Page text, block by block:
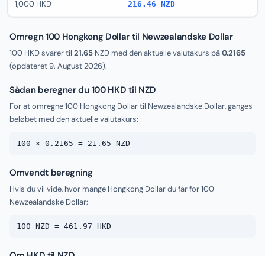
1,000 HKD 216.46 NZD
Omregn 100 Hongkong Dollar til Newzealandske Dollar
100 HKD svarer til 21.65 NZD med den aktuelle valutakurs på0.2165
(opdateret9. August 2026).
Sådan beregner du 100 HKD til NZD
For at omregne 100 Hongkong Dollar til Newzealandske Dollar, ganges
beløbet med den aktuelle valutakurs:
100 × 0.2165 = 21.65 NZD
Omvendt beregning
Hvis du vil vide, hvor mange Hongkong Dollar du får for 100
Newzealandske Dollar:
100 NZD = 461.97 HKD